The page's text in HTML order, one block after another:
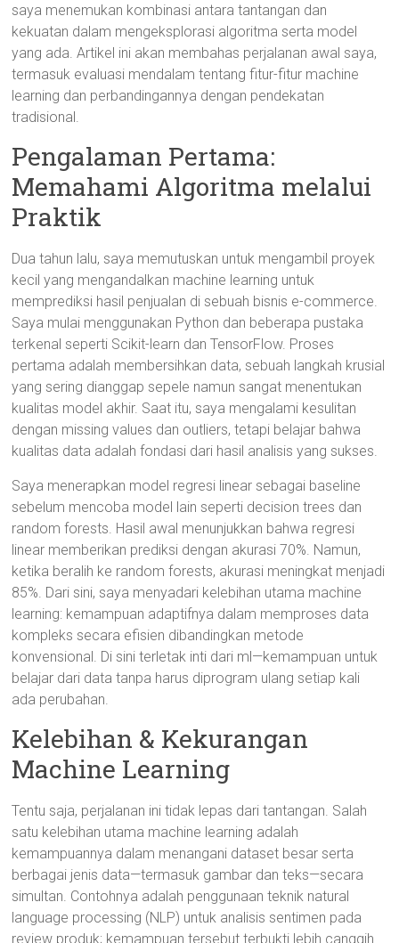
saya menemukan kombinasi antara tantangan dan
kekuatan dalam mengeksplorasi algoritma serta model
yang ada. Artikel ini akan membahas perjalanan awal saya,
termasuk evaluasi mendalam tentang fitur-fitur machine
learning dan perbandingannya dengan pendekatan
tradisional.
Pengalaman Pertama:
Memahami Algoritma melalui
Praktik
Dua tahun lalu, saya memutuskan untuk mengambil proyek
kecil yang mengandalkan machine learning untuk
memprediksi hasil penjualan di sebuah bisnis e-commerce.
Saya mulai menggunakan Python dan beberapa pustaka
terkenal seperti Scikit-learn dan TensorFlow. Proses
pertama adalah membersihkan data, sebuah langkah krusial
yang sering dianggap sepele namun sangat menentukan
kualitas model akhir. Saat itu, saya mengalami kesulitan
dengan missing values dan outliers, tetapi belajar bahwa
kualitas data adalah fondasi dari hasil analisis yang sukses.
Saya menerapkan model regresi linear sebagai baseline
sebelum mencoba model lain seperti decision trees dan
random forests. Hasil awal menunjukkan bahwa regresi
linear memberikan prediksi dengan akurasi 70%. Namun,
ketika beralih ke random forests, akurasi meningkat menjadi
85%. Dari sini, saya menyadari kelebihan utama machine
learning: kemampuan adaptifnya dalam memproses data
kompleks secara efisien dibandingkan metode
konvensional. Di sini terletak inti dari ml—kemampuan untuk
belajar dari data tanpa harus diprogram ulang setiap kali
ada perubahan.
Kelebihan & Kekurangan
Machine Learning
Tentu saja, perjalanan ini tidak lepas dari tantangan. Salah
satu kelebihan utama machine learning adalah
kemampuannya dalam menangani dataset besar serta
berbagai jenis data—termasuk gambar dan teks—secara
simultan. Contohnya adalah penggunaan teknik natural
language processing (NLP) untuk analisis sentimen pada
review produk; kemampuan tersebut terbukti lebih canggih